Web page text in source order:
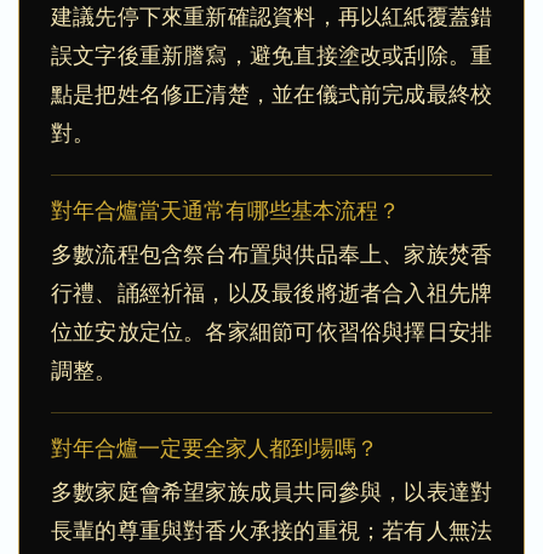
建議先停下來重新確認資料，再以紅紙覆蓋錯
誤文字後重新謄寫，避免直接塗改或刮除。重
點是把姓名修正清楚，並在儀式前完成最終校
對。
對年合爐當天通常有哪些基本流程？
多數流程包含祭台布置與供品奉上、家族焚香
行禮、誦經祈福，以及最後將逝者合入祖先牌
位並安放定位。各家細節可依習俗與擇日安排
調整。
對年合爐一定要全家人都到場嗎？
多數家庭會希望家族成員共同參與，以表達對
長輩的尊重與對香火承接的重視；若有人無法